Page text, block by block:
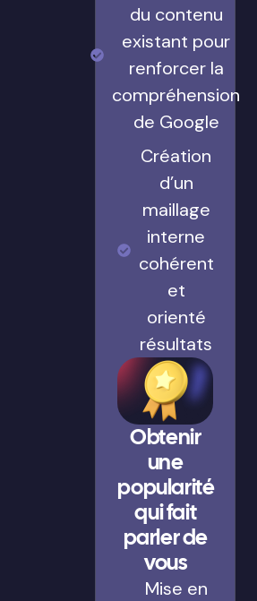
du contenu
existant pour
renforcer la
compréhension
de Google
Création
d’un
maillage
interne
cohérent
et
orienté
résultats
Obtenir
une
popularité
qui fait
parler de
vous
Mise en